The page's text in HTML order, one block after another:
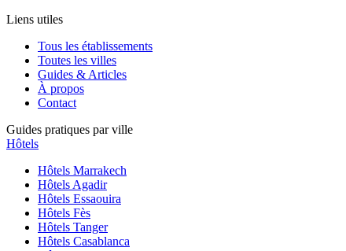
Liens utiles
Tous les établissements
Toutes les villes
Guides & Articles
À propos
Contact
Guides pratiques par ville
Hôtels
Hôtels Marrakech
Hôtels Agadir
Hôtels Essaouira
Hôtels Fès
Hôtels Tanger
Hôtels Casablanca